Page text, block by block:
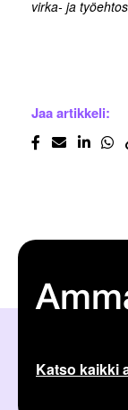
virka- ja
Jaa artikkeli:
Katso kaikki